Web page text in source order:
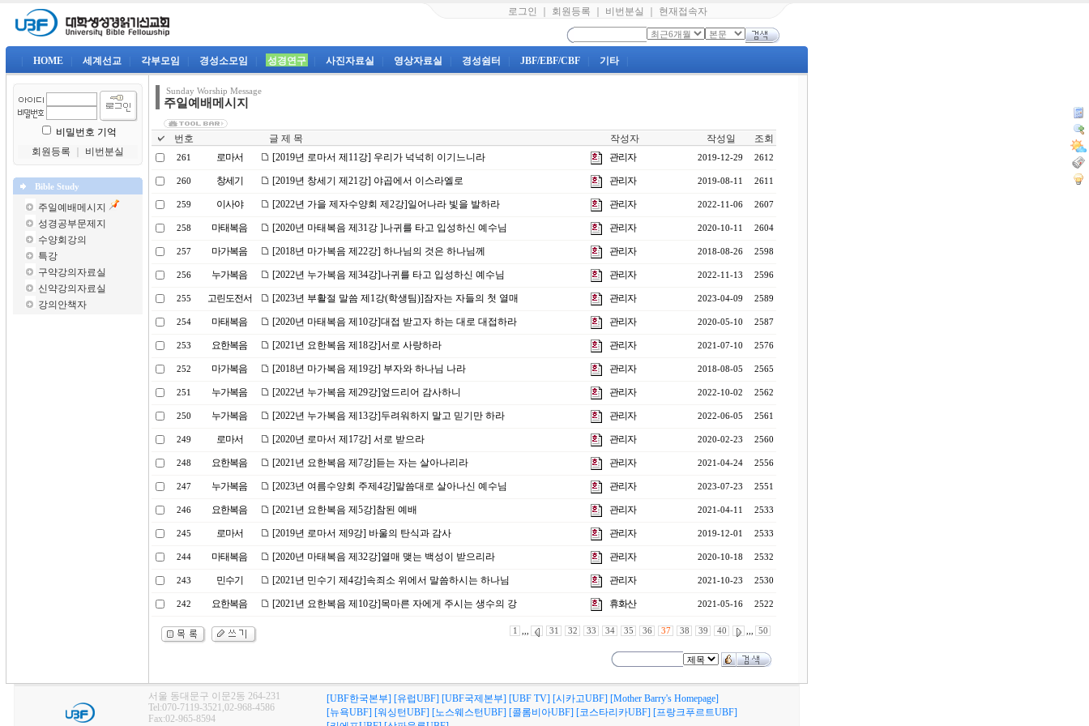
로그인 회원등록 비번분실 현재접속자
HOME 세계선교 각부모임 경성소모임 성경연구 사진자료실 영상자료실 경성쉼터 JBF/EBF/CBF 기타
비밀번호 기억
회원등록
비번분실
Bible Study
주일예배메시지
성경공부문제지
수양회강의
특강
구약강의자료실
신약강의자료실
강의안책자
Sunday Worship Message
주일예배메시지
번호 글 제 목 작성자 작성일 조회
261 로마서 [2019년 로마서 제11강] 우리가 넉넉히 이기느니라 관리자 2019-12-29 2612
260 창세기 [2019년 창세기 제21강] 야곱에서 이스라엘로 관리자 2019-08-11 2611
259 이사야 [2022년 가을 제자수양회 제2강]일어나라 빛을 발하라 관리자 2022-11-06 2607
258 마태복음 [2020년 마태복음 제31강 ]나귀를 타고 입성하신 예수님 관리자 2020-10-11 2604
257 마가복음 [2018년 마가복음 제22강] 하나님의 것은 하나님께 관리자 2018-08-26 2598
256 누가복음 [2022년 누가복음 제34강]나귀를 타고 입성하신 예수님 관리자 2022-11-13 2596
255 고린도전서 [2023년 부활절 말씀 제1강(학생팀)]잠자는 자들의 첫 열매 관리자 2023-04-09 2589
254 마태복음 [2020년 마태복음 제10강]대접 받고자 하는 대로 대접하라 관리자 2020-05-10 2587
253 요한복음 [2021년 요한복음 제18강]서로 사랑하라 관리자 2021-07-10 2576
252 마가복음 [2018년 마가복음 제19강] 부자와 하나님 나라 관리자 2018-08-05 2565
251 누가복음 [2022년 누가복음 제29강]엎드리어 감사하니 관리자 2022-10-02 2562
250 누가복음 [2022년 누가복음 제13강]두려워하지 말고 믿기만 하라 관리자 2022-06-05 2561
249 로마서 [2020년 로마서 제17강] 서로 받으라 관리자 2020-02-23 2560
248 요한복음 [2021년 요한복음 제7강]듣는 자는 살아나리라 관리자 2021-04-24 2556
247 누가복음 [2023년 여름수양회 주제4강]말씀대로 살아나신 예수님 관리자 2023-07-23 2551
246 요한복음 [2021년 요한복음 제5강]참된 예배 관리자 2021-04-11 2533
245 로마서 [2019년 로마서 제9강] 바울의 탄식과 감사 관리자 2019-12-01 2533
244 마태복음 [2020년 마태복음 제32강]열매 맺는 백성이 받으리라 관리자 2020-10-18 2532
243 민수기 [2021년 민수기 제4강]속죄소 위에서 말씀하시는 하나님 관리자 2021-10-23 2530
242 요한복음 [2021년 요한복음 제10강]목마른 자에게 주시는 생수의 강 휴화산 2021-05-16 2522
1 ,,, 31 32 33 34 35 36 37 38 39 40 ,,, 50
서울 동대문구 이문2동 264-231
Tel:070-7119-3521,02-968-4586
Fax:02-965-8594
[UBF한국본부] [유럽UBF] [UBF국제본부] [UBF TV] [시카고UBF] [Mother Barry's Homepage]
[뉴욕UBF] [워싱턴UBF] [노스웨스턴UBF] [콜롬비아UBF] [코스타리카UBF] [프랑크푸르트UBF]